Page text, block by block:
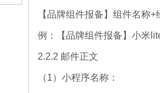
【品牌组件报备】组件名称
例：【品牌组件报备】小米
2.2.2 邮件正文
（1）小程序名称：